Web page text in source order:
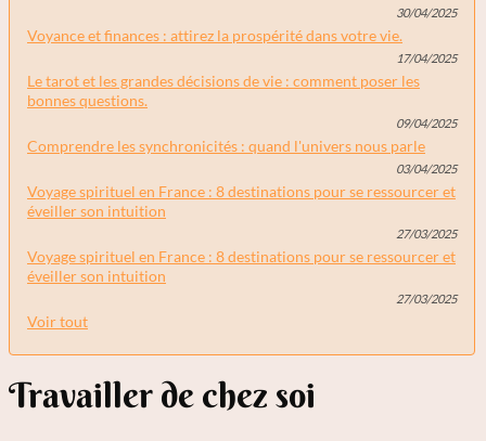
30/04/2025
Voyance et finances : attirez la prospérité dans votre vie.
17/04/2025
Le tarot et les grandes décisions de vie : comment poser les
bonnes questions.
09/04/2025
Comprendre les synchronicités : quand l'univers nous parle
03/04/2025
Voyage spirituel en France : 8 destinations pour se ressourcer et
éveiller son intuition
27/03/2025
Voyage spirituel en France : 8 destinations pour se ressourcer et
éveiller son intuition
27/03/2025
Voir tout
Travailler de chez soi